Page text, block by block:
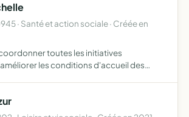
· Santé et action sociale · Créée en
toutes les initiatives
les conditions d'accueil des